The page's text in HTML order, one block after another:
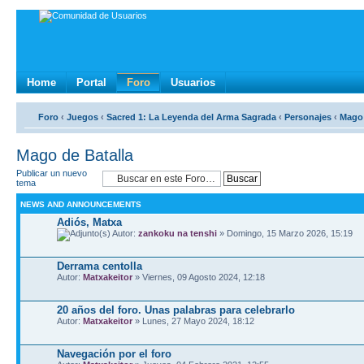
Home Portal Foro Usuarios
Foro ‹ Juegos ‹ Sacred 1: La Leyenda del Arma Sagrada ‹ Personajes ‹
Mago de Batalla
Publicar un nuevo
tema
NEWS AND ANNOUNCEMENTS
Adiós, Matxa
Autor: zankoku na tenshi » Domingo, 15 Marzo 2026, 15:19
Derrama centolla
Autor: Matxakeitor » Viernes, 09 Agosto 2024, 12:18
20 años del foro. Unas palabras para celebrarlo
Autor: Matxakeitor » Lunes, 27 Mayo 2024, 18:12
Navegación por el foro